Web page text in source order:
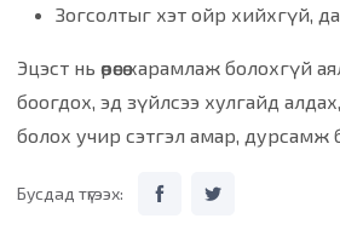
Зогсолтыг хэт ойр хийхгүй,
Эцэст нь өөрөөсөө харамлаж
боогдох, эд зүйлсээ хулгайд
болох учир сэтгэл амар, дурсамж
Бусдад түгээх: